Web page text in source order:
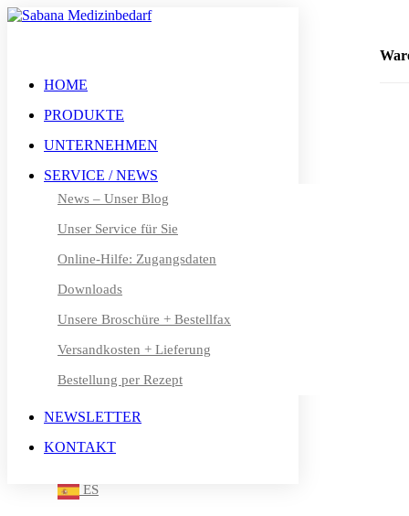
+49 (0) 611 – 50 46 40 8-0
DE
DE
EN
FR
NL
FI
IT
SV
ES
HOME
PRODUKTE
UNTERNEHMEN
SERVICE / NEWS
News – Unser Blog
Unser Service für Sie
Online-Hilfe: Zugangsdaten
Downloads
Unsere Broschüre + Bestellfax
Versandkosten + Lieferung
Bestellung per Rezept
NEWSLETTER
KONTAKT